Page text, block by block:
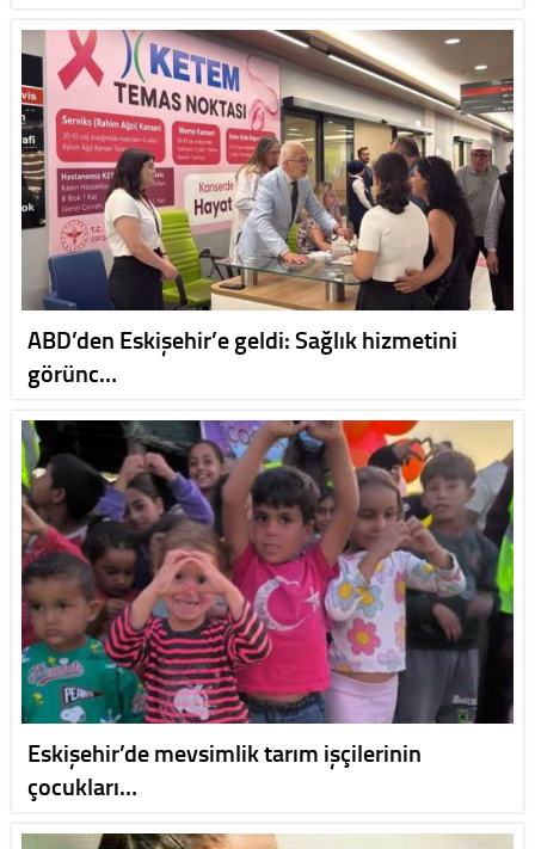
ABD’den Eskişehir’e geldi: Sağlık hizmetini
görünc…
Eskişehir’de mevsimlik tarım işçilerinin
çocukları…